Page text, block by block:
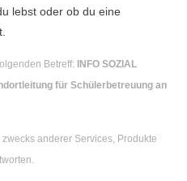
lebst oder ob du eine
Betreff:
INFO SOZIAL
für Schülerbetreuung an
anderer Services, Produkte